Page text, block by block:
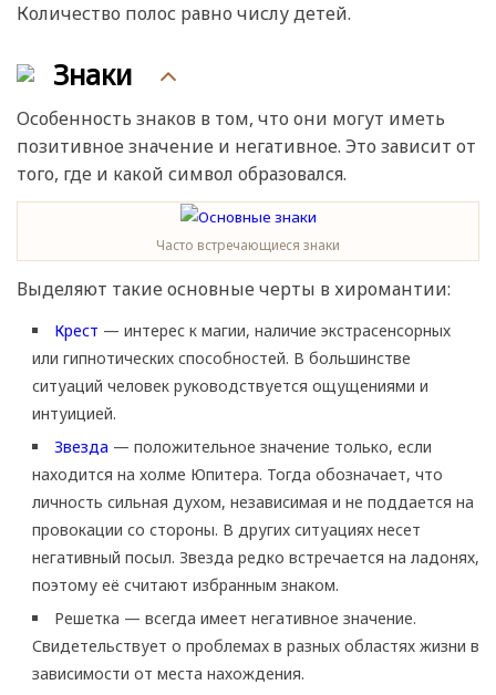
Количество полос равно числу детей.
Знаки
Особенность знаков в том, что они могут иметь
позитивное значение и негативное. Это зависит от
того, где и какой символ образовался.
Часто встречающиеся знаки
Выделяют такие основные черты в хиромантии:
Крест — интерес к магии, наличие экстрасенсорных
или гипнотических способностей. В большинстве
ситуаций человек руководствуется ощущениями и
интуицией.
Звезда — положительное значение только, если
находится на холме Юпитера. Тогда обозначает, что
личность сильная духом, независимая и не поддается на
провокации со стороны. В других ситуациях несет
негативный посыл. Звезда редко встречается на ладонях,
поэтому её считают избранным знаком.
Решетка — всегда имеет негативное значение.
Свидетельствует о проблемах в разных областях жизни в
зависимости от места нахождения.